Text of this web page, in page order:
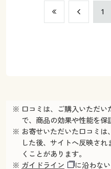
​1
※ 口コミは、ご購入いただい
で、商品の効果や性能を保
※ お寄せいただいた口コミは、
した後、サイトへ反映さ
くことがあります。
※ ガイドライン
に沿わな